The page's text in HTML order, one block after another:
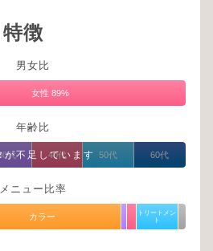
徴
男女比
女性 89%
年齢比
が不足しています
代 40代 50代 60代
メニュー比率
カラー
トリートメン
ト